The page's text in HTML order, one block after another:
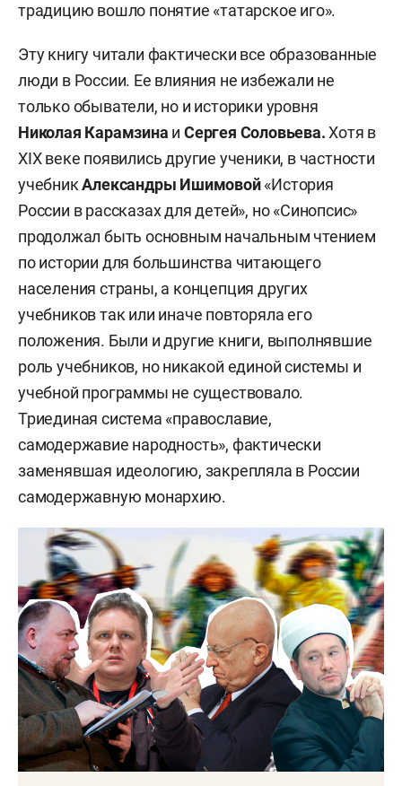
традицию вошло понятие «татарское иго».
Эту книгу читали фактически все образованные
люди в России. Ее влияния не избежали не
только обыватели, но и историки уровня
Николая Карамзина иСергея Соловьева.Хотя в
XIX веке появились другие ученики, в частности
учебникАлександры Ишимовой«История
России в рассказах для детей», но «Синопсис»
продолжал быть основным начальным чтением
по истории для большинства читающего
населения страны, а концепция других
учебников так или иначе повторяла его
положения. Были и другие книги, выполнявшие
роль учебников, но никакой единой системы и
учебной программы не существовало.
Триединая система «православие,
самодержавие народность», фактически
заменявшая идеологию, закрепляла в России
самодержавную монархию.